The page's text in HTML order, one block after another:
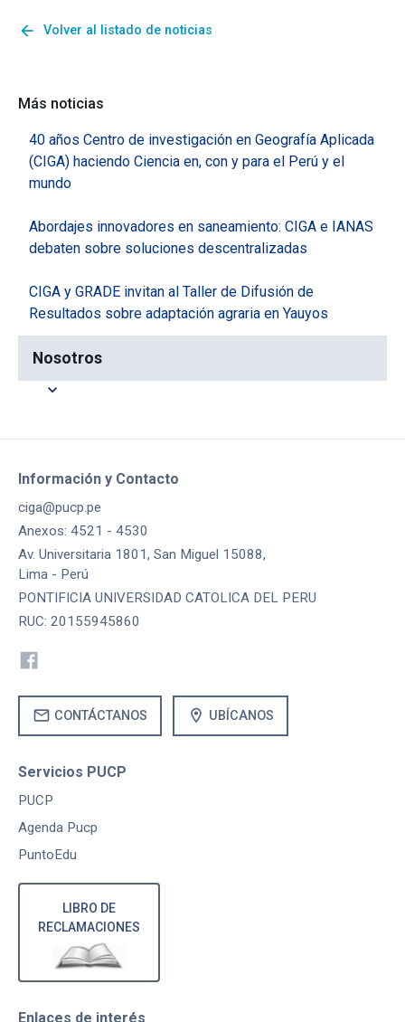
arrow_back Volver al listado de noticias
Más noticias
40 años Centro de investigación en Geografía Aplicada
(CIGA) haciendo Ciencia en, con y para el Perú y el
mundo
Abordajes innovadores en saneamiento: CIGA e IANAS
debaten sobre soluciones descentralizadas
CIGA y GRADE invitan al Taller de Difusión de
Resultados sobre adaptación agraria en Yauyos
Nosotros
expand_more
Información y Contacto
ciga@pucp.pe
Anexos: 4521 - 4530
Av. Universitaria 1801, San Miguel 15088,
Lima - Perú
PONTIFICIA UNIVERSIDAD CATOLICA DEL PERU
RUC: 20155945860
mail CONTÁCTANOS location_on UBÍCANOS
Servicios PUCP
PUCP
Agenda Pucp
PuntoEdu
LIBRO DE
RECLAMACIONES
Enlaces de interés